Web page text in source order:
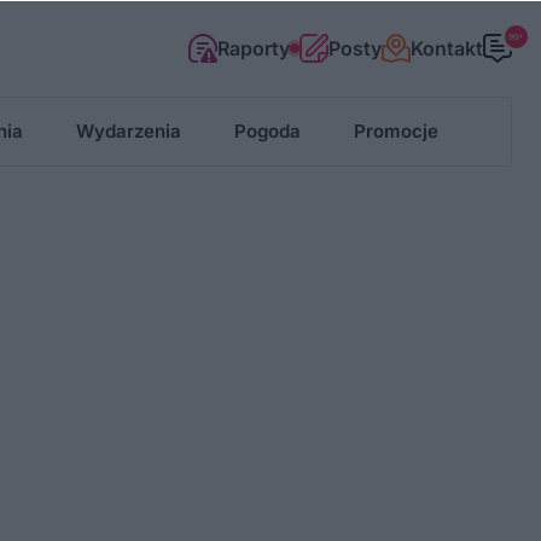
Raporty Posty Kontakt 99+
Wydarzenia Pogoda Promocje